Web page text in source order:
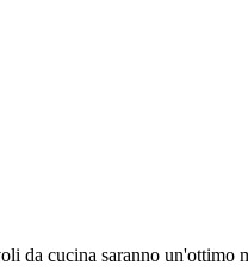
da cucina saranno un'ottimo